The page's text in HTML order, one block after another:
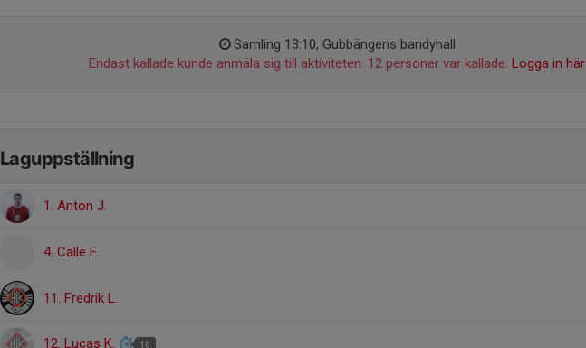
Samling 13:10, Gubbängens bandyhall
Endast kallade kunde anmäla sig till aktiviteten. 12 personer var kallade. Logga in här
Laguppställning
1. Anton J.
4. Calle F.
11. Fredrik L.
12. Lucas K. 10